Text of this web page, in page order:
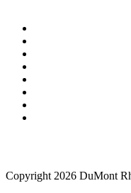
Copyright 2026 DuMont